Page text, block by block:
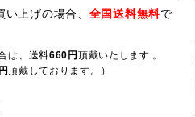
上げの場合、 全国送料無料で
は、送料660円 頂戴いたします 。
頂戴しております。）